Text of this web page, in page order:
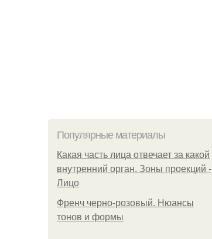
Популярные материалы
Какая часть лица отвечает за какой
внутренний орган. Зоны проекций -
Лицо
Френч черно-розовый. Нюансы
тонов и формы